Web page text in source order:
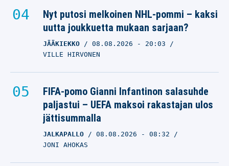
näin liitosta vastattiin
GARETH SOUTHGATE
- 11:38
SALTTU FORSSTRÖM
Nyt putosi melkoinen NHL-pommi – kaksi
uutta joukkuetta mukaan sarjaan?
JÄÄKIEKKO 08.08.2026 - 20:03
VILLE HIRVONEN
FIFA-pomo Gianni Infantinon salasuhde
paljastui – UEFA maksoi rakastajan ulos
jättisummalla
JALKAPALLO 08.08.2026 - 08:32
JONI AHOKAS